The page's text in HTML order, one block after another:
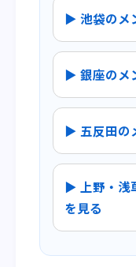
▶ 池袋のメ
▶ 銀座のメ
▶ 五反田の
▶ 上野・浅
を見る